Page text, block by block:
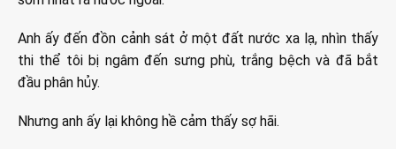
Anh ấy đến đồn cảnh sát ở một đất nước xa lạ, nhìn thấy
thi thể tôi bị ngâm đến sưng phù, trắng bệch và đã bắt
đầu phân hủy.
Nhưng anh ấy lại không hề cảm thấy sợ hãi.